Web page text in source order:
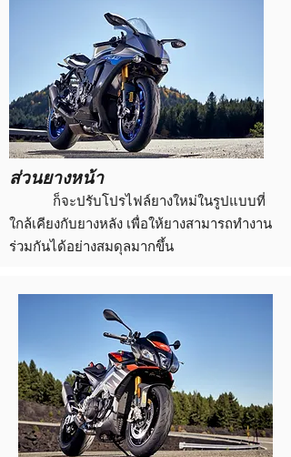
ส่วนยางหน้า
ก็จะปรับโปรไฟล์ยางใหม่ในรูปแบบที่
ใกล้เคียงกับยางหลัง เพื่อให้ยางสามารถทำงาน
ร่วมกันได้อย่างสมดุลมากขึ้น